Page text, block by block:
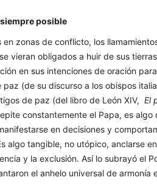
posible
zonas de conflicto, los
vieran obligados a huir de sus
en sus intenciones de oración
(de su discurso a los obispos
de paz (del libro de León XIV, El
constantemente el Papa, es algo
en decisiones y
algo tangible, no utópico, anclarse
y la exclusión. Así lo subrayó el
el anhelo universal de armonía